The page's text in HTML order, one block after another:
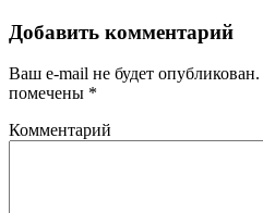
Добавить комментарий
Ваш e-mail не будет опубликован.
помечены *
Комментарий